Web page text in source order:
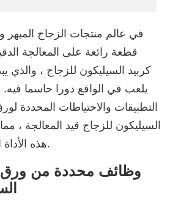
في عالم منتجات الزجاج
قطعة رائعة على المعالجة
كربيد السيليكون للزجاج ، والذي
يلعب في الواقع دورا حاسما
التطبيقات والاحتياطات المحددة
السيليكون للزجاج قيد المعالجة ،
هذه الأداة المهمة بشكل أفضل.
وظائف محددة من ورق